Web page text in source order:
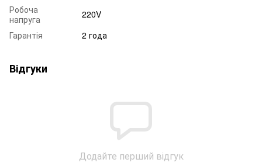
Робоча
напруга
220V
Гарантія
2 года
Відгуки
Додайте перший відгук